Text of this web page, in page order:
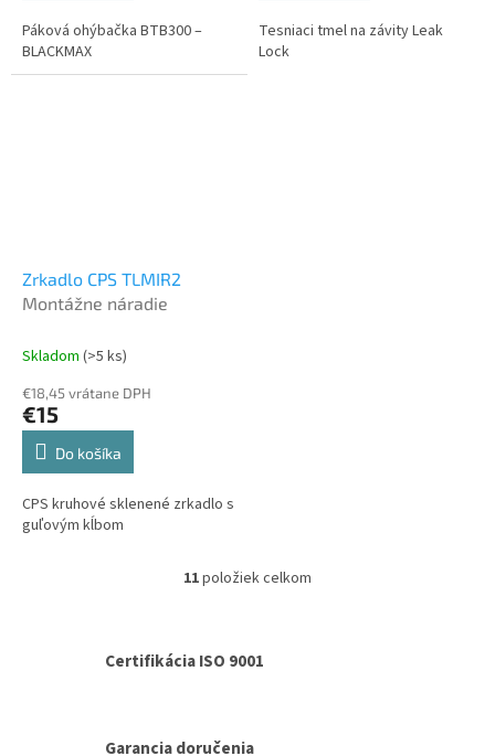
Páková ohýbačka BTB300 –
BLACKMAX
Tesniaci tmel na závity Leak
Lock
Zrkadlo CPS TLMIR2
Montážne náradie
Skladom (>5 ks)
€18,45 vrátane DPH
€15
Do košíka
CPS kruhové sklenené zrkadlo s
guľovým kĺbom
O
á
d
11položiek celkom
Certifikácia ISO 9001
Garancia doručenia